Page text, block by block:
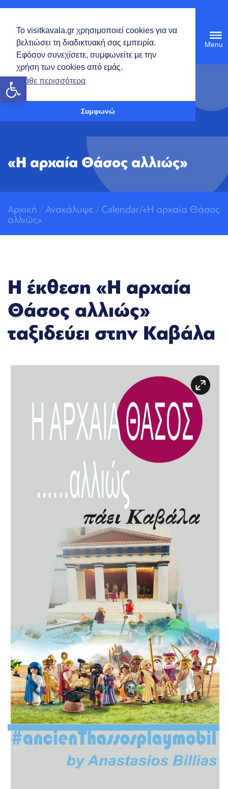
Το visitkavala.gr χρησιμοποιεί cookies για να
βελτιώσει τη διαδικτυακή σας εμπειρία.
Εφόσον συνεχίσετε, συμφωνείτε με την
χρήση των cookies από εμάς.
Μάθε περισσότερα
Συμφωνώ
Ανοίξτε τη γραμμή εργαλείων
«Η αρχαία Θάσος αλλιώς»
Αρχική / Ανακάλυψε / Calendar/«Η αρχαία Θάσος
αλλιώς»
Η έκθεση «Η αρχαία
Θάσος αλλιώς»
ταξιδεύει στην Καβάλα